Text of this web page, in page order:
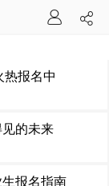
热报名中
的未来
报名指南